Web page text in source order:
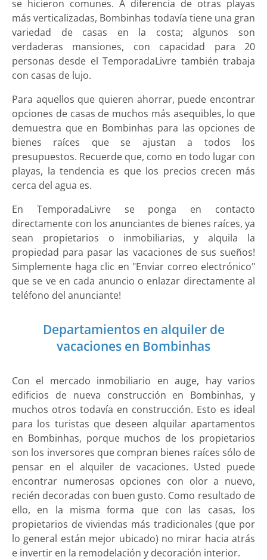
se hicieron comunes. A diferencia de otras playas
más verticalizadas, Bombinhas todavía tiene una gran
variedad de casas en la costa; algunos son
verdaderas mansiones, con capacidad para 20
personas desde el TemporadaLivre también trabaja
con casas de lujo.
Para aquellos que quieren ahorrar, puede encontrar
opciones de casas de muchos más asequibles, lo que
demuestra que en Bombinhas para las opciones de
bienes raíces que se ajustan a todos los
presupuestos. Recuerde que, como en todo lugar con
playas, la tendencia es que los precios crecen más
cerca del agua es.
En TemporadaLivre se ponga en contacto
directamente con los anunciantes de bienes raíces, ya
sean propietarios o inmobiliarias, y alquila la
propiedad para pasar las vacaciones de sus sueños!
Simplemente haga clic en "Enviar correo electrónico"
que se ve en cada anuncio o enlazar directamente al
teléfono del anunciante!
Departamientos en alquiler de
vacaciones en Bombinhas
Con el mercado inmobiliario en auge, hay varios
edificios de nueva construcción en Bombinhas, y
muchos otros todavía en construcción. Esto es ideal
para los turistas que deseen alquilar apartamentos
en Bombinhas, porque muchos de los propietarios
son los inversores que compran bienes raíces sólo de
pensar en el alquiler de vacaciones. Usted puede
encontrar numerosas opciones con olor a nuevo,
recién decoradas con buen gusto. Como resultado de
ello, en la misma forma que con las casas, los
propietarios de viviendas más tradicionales (que por
lo general están mejor ubicado) no mirar hacia atrás
e invertir en la remodelación y decoración interior.